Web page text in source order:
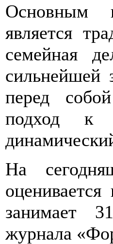
Основным
является
семейная
сильнейшей
перед
подход к
На
занимает
журнала